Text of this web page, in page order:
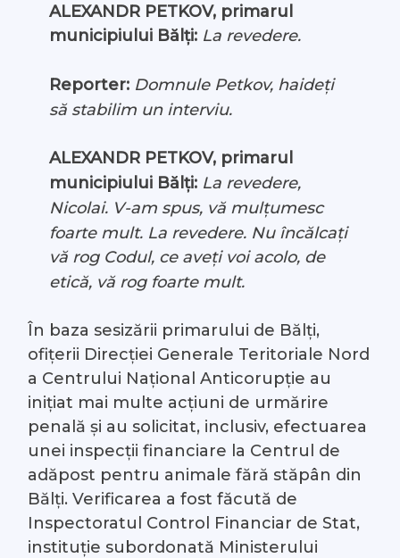
ALEXANDR PETKOV, primarul
municipiului Bălți: La revedere.
Reporter: Domnule Petkov, haideți
să stabilim un interviu.
ALEXANDR PETKOV, primarul
municipiului Bălți: La revedere,
Nicolai. V-am spus, vă mulțumesc
foarte mult. La revedere. Nu încălcați
vă rog Codul, ce aveți voi acolo, de
etică, vă rog foarte mult.
În baza sesizării primarului de Bălți,
ofițerii Direcției Generale Teritoriale Nord
a Centrului Național Anticorupție au
inițiat mai multe acțiuni de urmărire
penală și au solicitat, inclusiv, efectuarea
unei inspecții financiare la Centrul de
adăpost pentru animale fără stăpân din
Bălți. Verificarea a fost făcută de
Inspectoratul Control Financiar de Stat,
instituție subordonată Ministerului